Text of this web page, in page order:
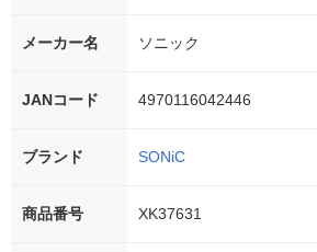
メーカー名 ソニック
JANコード 4970116042446
ブランド SONiC
商品番号 XK37631